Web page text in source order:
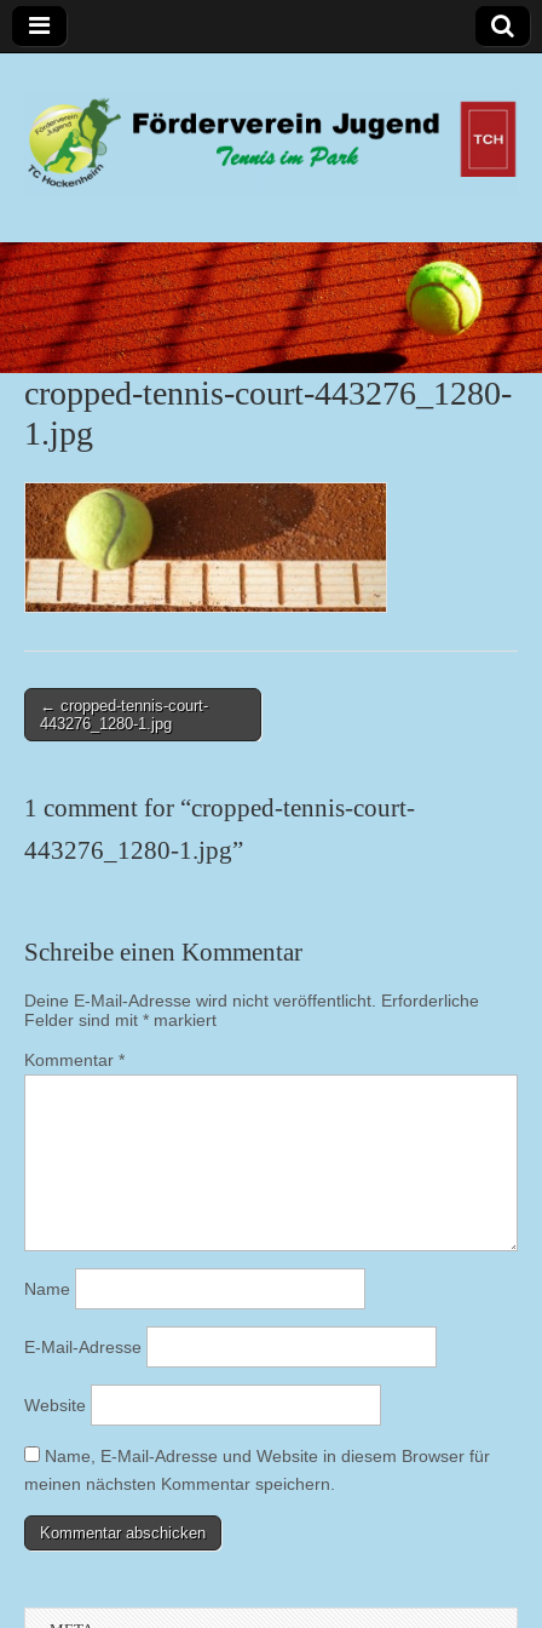
Förderverein Jugend
cropped-tennis-court-443276_1280-
1.jpg
Post
navigation
← cropped-tennis-court-
443276_1280-1.jpg
1 comment for “cropped-tennis-court-
443276_1280-1.jpg”
Schreibe einen Kommentar
Deine E-Mail-Adresse wird nicht veröffentlicht. Erforderliche
Felder sind mit * markiert
Kommentar *
Name
E-Mail-Adresse
Website
Name, E-Mail-Adresse und Website in diesem Browser für
meinen nächsten Kommentar speichern.